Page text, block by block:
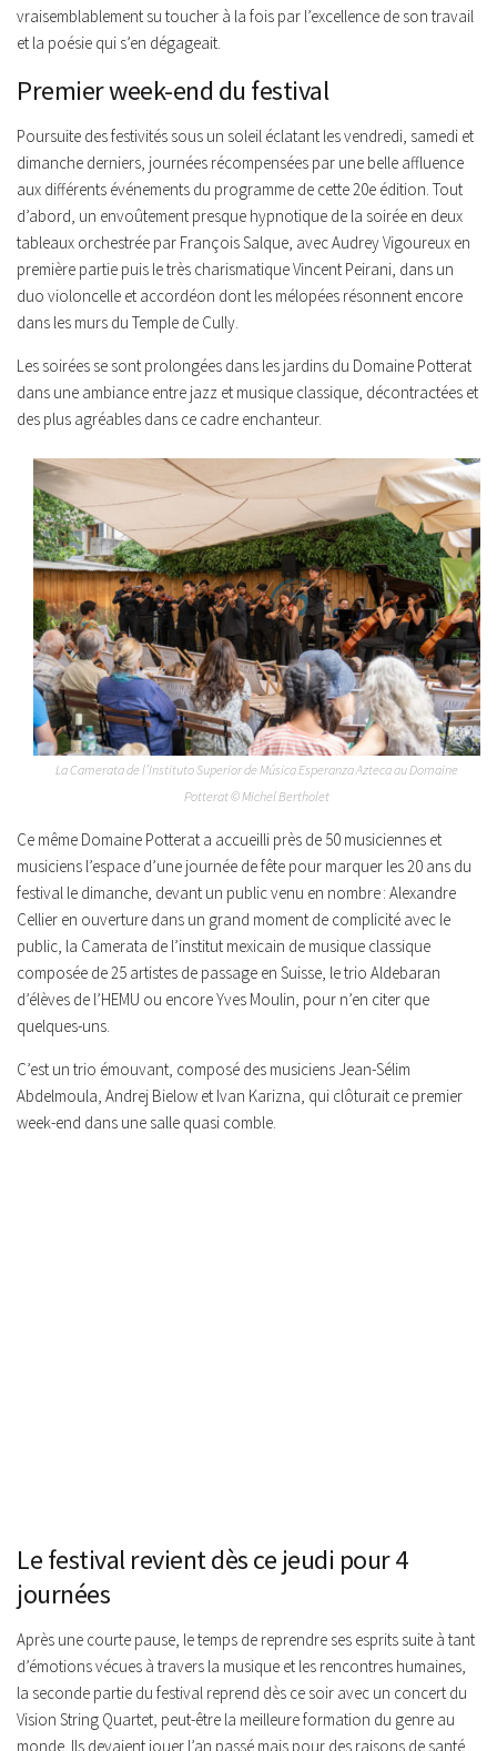
vraisemblablement su toucher à la fois par l’excellence de son travail
et la poésie qui s’en dégageait.
Premier week-end du festival
Poursuite des festivités sous un soleil éclatant les vendredi, samedi et
dimanche derniers, journées récompensées par une belle affluence
aux différents événements du programme de cette 20e édition. Tout
d’abord, un envoûtement presque hypnotique de la soirée en deux
tableaux orchestrée par François Salque, avec Audrey Vigoureux en
première partie puis le très charismatique Vincent Peirani, dans un
duo violoncelle et accordéon dont les mélopées résonnent encore
dans les murs du Temple de Cully.
Les soirées se sont prolongées dans les jardins du Domaine Potterat
dans une ambiance entre jazz et musique classique, décontractées et
des plus agréables dans ce cadre enchanteur.
La Camerata de l’Instituto Superior de Música Esperanza Azteca au Domaine
Potterat © Michel Bertholet
Ce même Domaine Potterat a accueilli près de 50 musiciennes et
musiciens l’espace d’une journée de fête pour marquer les 20 ans du
festival le dimanche, devant un public venu en nombre : Alexandre
Cellier en ouverture dans un grand moment de complicité avec le
public, la Camerata de l’institut mexicain de musique classique
composée de 25 artistes de passage en Suisse, le trio Aldebaran
d’élèves de l’HEMU ou encore Yves Moulin, pour n’en citer que
quelques-uns.
C’est un trio émouvant, composé des musiciens Jean-Sélim
Abdelmoula, Andrej Bielow et Ivan Karizna, qui clôturait ce premier
week-end dans une salle quasi comble.
Le festival revient dès ce jeudi pour 4
journées
Après une courte pause, le temps de reprendre ses esprits suite à tant
d’émotions vécues à travers la musique et les rencontres humaines,
la seconde partie du festival reprend dès ce soir avec un concert du
Vision String Quartet, peut-être la meilleure formation du genre au
monde. Ils devaient jouer l’an passé mais pour des raisons de santé